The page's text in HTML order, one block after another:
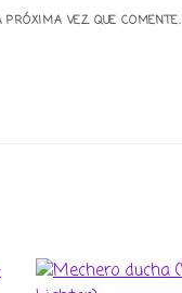
VEZ QUE COMENTE.